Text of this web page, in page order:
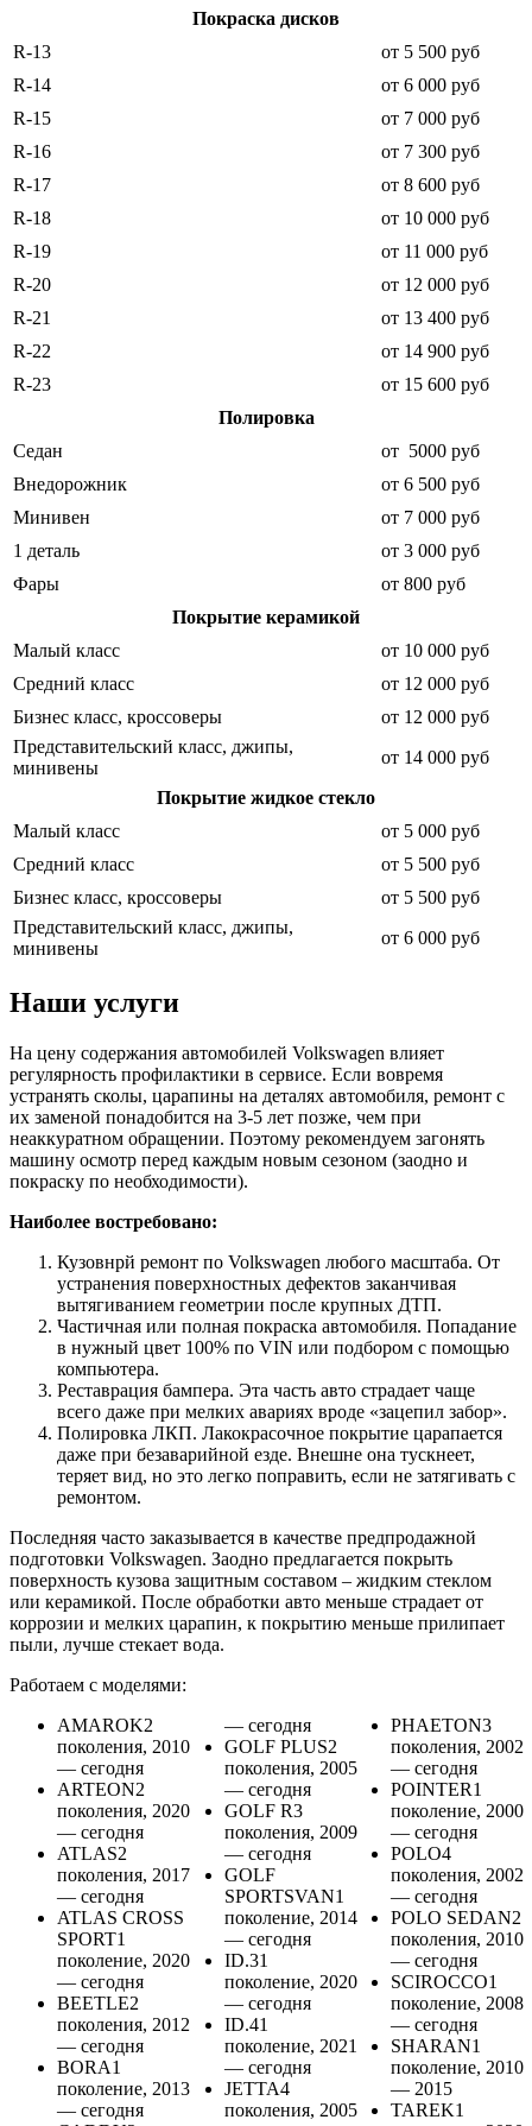
Покраска дисков
R-13
от 5 500 руб
R-14
от 6 000 руб
R-15
от 7 000 руб
R-16
от 7 300 руб
R-17
от 8 600 руб
R-18
от 10 000 руб
R-19
от 11 000 руб
R-20
от 12 000 руб
R-21
от 13 400 руб
R-22
от 14 900 руб
R-23
от 15 600 руб
Полировка
Седан
от 5000 руб
Внедорожник
от 6 500 руб
Минивен
от 7 000 руб
1 деталь
от 3 000 руб
Фары
от 800 руб
Покрытие керамикой
Малый класс
от 10 000 руб
Средний класс
от 12 000 руб
Бизнес класс, кроссоверы
от 12 000 руб
Представительский класс, джипы,
минивены
от 14 000 руб
Покрытие жидкое стекло
Малый класс
от 5 000 руб
Средний класс
от 5 500 руб
Бизнес класс, кроссоверы
от 5 500 руб
Представительский класс, джипы,
минивены
от 6 000 руб
Наши услуги
На цену содержания автомобилей Volkswagen влияет
регулярность профилактики в сервисе. Если вовремя
устранять сколы, царапины на деталях автомобиля, ремонт с
их заменой понадобится на 3-5 лет позже, чем при
неаккуратном обращении. Поэтому рекомендуем загонять
машину осмотр перед каждым новым сезоном (заодно и
покраску по необходимости).
Наиболее востребовано:
Кузовнрй ремонт по Volkswagen любого масштаба. От
устранения поверхностных дефектов заканчивая
вытягиванием геометрии после крупных ДТП.
Частичная или полная покраска автомобиля. Попадание
в нужный цвет 100% по VIN или подбором с помощью
компьютера.
Реставрация бампера. Эта часть авто страдает чаще
всего даже при мелких авариях вроде «зацепил забор».
Полировка ЛКП. Лакокрасочное покрытие царапается
даже при безаварийной езде. Внешне она тускнеет,
теряет вид, но это легко поправить, если не затягивать с
ремонтом.
Последняя часто заказывается в качестве предпродажной
подготовки Volkswagen. Заодно предлагается покрыть
поверхность кузова защитным составом – жидким стеклом
или керамикой. После обработки авто меньше страдает от
коррозии и мелких царапин, к покрытию меньше прилипает
пыли, лучше стекает вода.
Работаем с моделями:
AMAROK2
поколения, 2010
— сегодня
ARTEON2
поколения, 2020
— сегодня
ATLAS2
поколения, 2017
— сегодня
ATLAS CROSS
SPORT1
поколение, 2020
— сегодня
BEETLE2
поколения, 2012
— сегодня
BORA1
поколение, 2013
— сегодня
— сегодня
GOLF PLUS2
поколения, 2005
— сегодня
GOLF R3
поколения, 2009
— сегодня
GOLF
SPORTSVAN1
поколение, 2014
— сегодня
ID.31
поколение, 2020
— сегодня
ID.41
поколение, 2021
— сегодня
JETTA4
поколения, 2005
PHAETON3
поколения, 2002
— сегодня
POINTER1
поколение, 2000
— сегодня
POLO4
поколения, 2002
— сегодня
POLO SEDAN2
поколения, 2010
— сегодня
SCIROCCO1
поколение, 2008
— сегодня
SHARAN1
поколение, 2010
— 2015
TAREK1